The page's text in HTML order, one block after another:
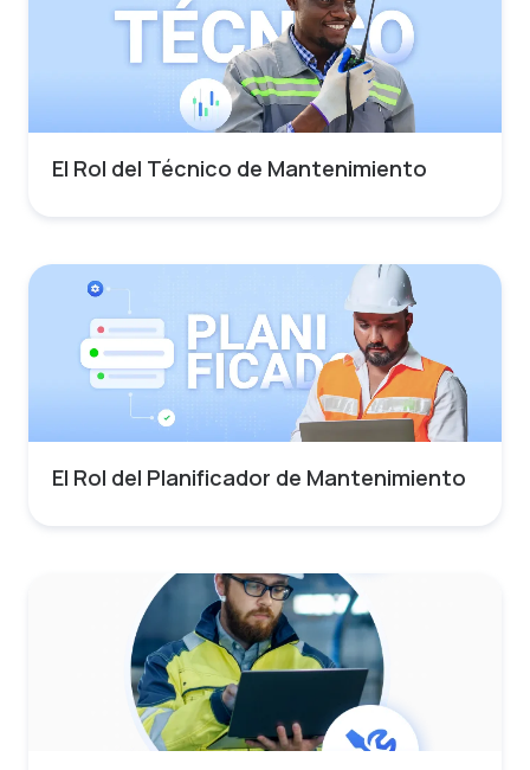
El Rol del Técnico de Mantenimiento
El Rol del Planificador de Mantenimiento